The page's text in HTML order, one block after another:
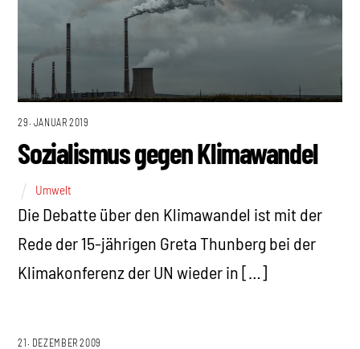
29. JANUAR 2019
Sozialismus gegen Klimawandel
Umwelt
Die Debatte über den Klimawandel ist mit der
Rede der 15-jährigen Greta Thunberg bei der
Klimakonferenz der UN wieder in […]
21. DEZEMBER 2009